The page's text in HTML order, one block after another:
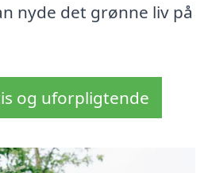
nyde det grønne liv på
og uforpligtende